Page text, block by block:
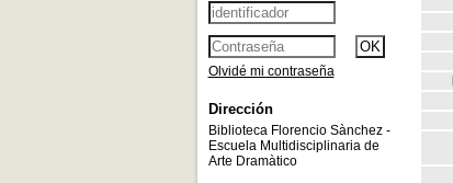
Olvidé mi contraseña
Dirección
Biblioteca Florencio Sànchez -
Escuela Multidisciplinaria de
Arte Dramàtico